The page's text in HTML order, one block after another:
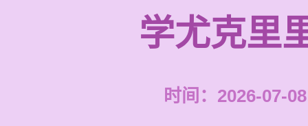
学尤克里
时间：2026-07-